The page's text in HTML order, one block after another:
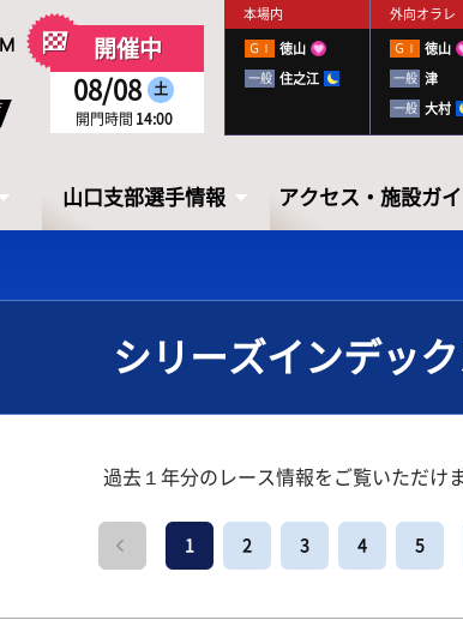
開催中
08/08 土
開門時間 14:00
本場内 外向オラレ
ＧⅠ 徳山
一般 住之江
ＧⅠ 徳山
一般 津
一般 大村
出走表・前日予想PDF
得点率ランキング
下関徹底攻略ブック
山口支部選手情報
山口ボートレーサーズファイル
ピックアップレーサー
アクセス・施設ガ
アクセス・
アクセス
ボートレース下関
シリーズインデック
過去１年分のレース情報をご覧いただけま
1 2 3 4 5